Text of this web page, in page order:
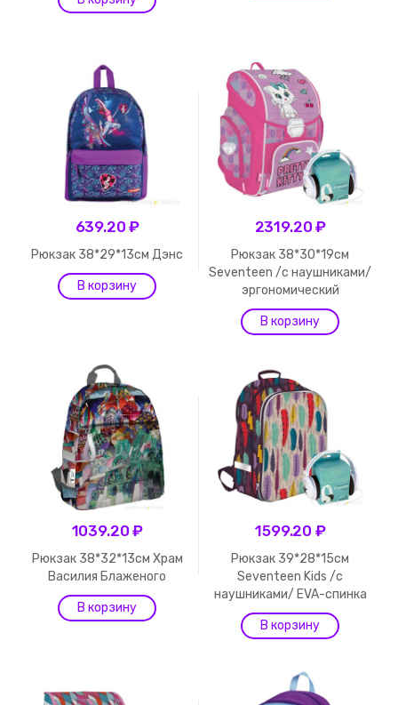
639.20 ₽
Рюкзак 38*29*13см Дэнс
2319.20 ₽
Рюкзак 38*30*19см
Seventeen /с наушниками/
эргономический
1039.20 ₽
Рюкзак 38*32*13см Храм
Василия Блаженого
1599.20 ₽
Рюкзак 39*28*15см
Seventeen Kids /с
наушниками/ EVA-спинка